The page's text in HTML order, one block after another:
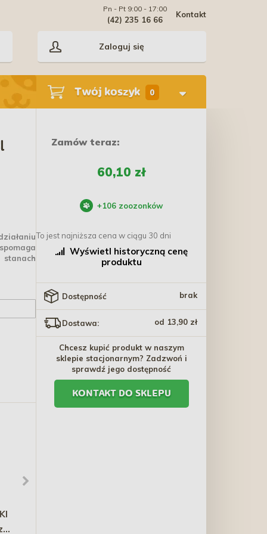
Kontakt
Pn - Pt 9:00 - 17:00
(42) 235 16 66
Zaloguj się
Twój koszyk 0
Zamów teraz:
60,10 zł
+106 zoozonków
To jest najniższa cena w ciągu 30 dni
Wyświetl historyczną cenę
produktu
Dostępność brak
Dostawa: od 13,90 zł
Chcesz kupić produkt w naszym
sklepie stacjonarnym? Zadzwoń i
sprawdź jego dostępność
KONTAKT DO SKLEPU